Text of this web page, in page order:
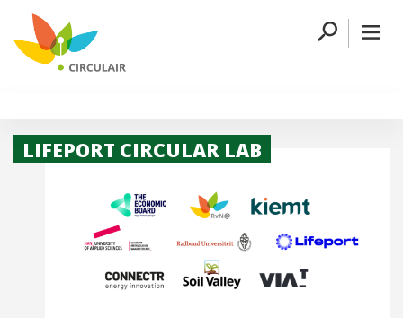
LIFEPORT CIRCULAR LAB